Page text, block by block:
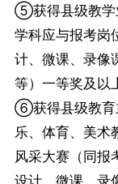
⑤获得县级教学
学科应与报考岗
计、微课、录像
等）一等奖及以
⑥获得县级教育
乐、体育、美术
风采大赛（同报